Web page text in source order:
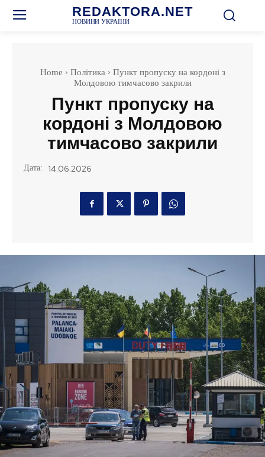
REDAKTORA.NET
НОВИНИ УКРАЇНИ
Home Політика
Пункт пропуску на кордоні з
Молдовою тимчасово закрили
Пункт пропуску на
кордоні з Молдовою
тимчасово закрили
Дата: 14.06.2026